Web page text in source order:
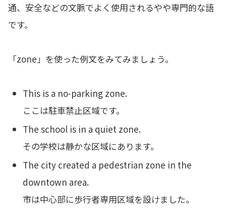
通、安全などの文脈でよく使用されるやや専門的な語
です。
「zone」を使った例文をみてみましょう。
This is a no-parking zone.
ここは駐車禁止区域です。
The school is in a quiet zone.
その学校は静かな区域にあります。
The city created a pedestrian zone in the
downtown area.
市は中心部に歩行者専用区域を設けました。